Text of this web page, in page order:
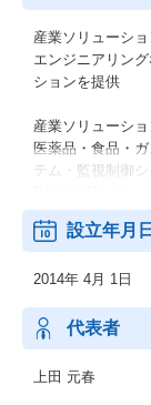
産業ソリューシ
エンジニアリン
ションを提供
産業ソリューショ
医薬品・食品・
テム・監視制御
に向けたデジタ
上下水道・道路
データに基づく
予兆診断などを
定稼働させ、イ
設立年月日
2014年 4月 1日
代表者
上田 元春